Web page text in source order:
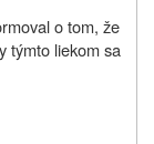
o tom, že
týmto liekom sa